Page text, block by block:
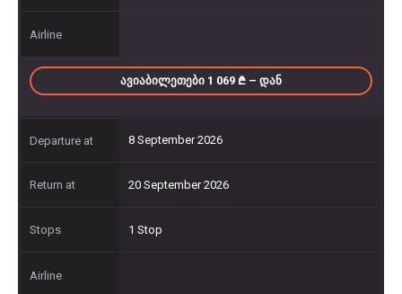
ᲐᲕᲘᲐᲑᲘᲚᲔᲗᲔᲑᲘ 1 069 – ᲓᲐᲜ
8 September 2026
20 September 2026
1 Stop